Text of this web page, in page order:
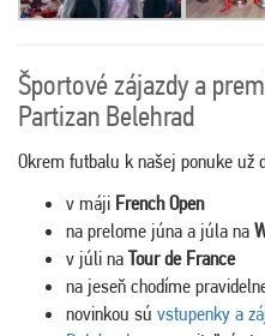
Športové zájazdy a
Partizan Belehrad
Okrem futbalu k našej ponuke už
v máji French Open
na prelome júna a júla na
v júli na Tour de France
na jeseň chodíme
novinkou sú vstupenky a